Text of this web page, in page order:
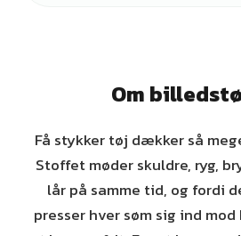
Om
Få stykker tøj dækker så
Stoffet møder skuldre, ryg,
lår på samme tid, og fordi
presser hver søm sig ind